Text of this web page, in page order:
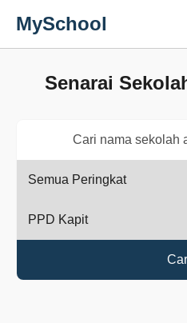
MySchool
Senarai